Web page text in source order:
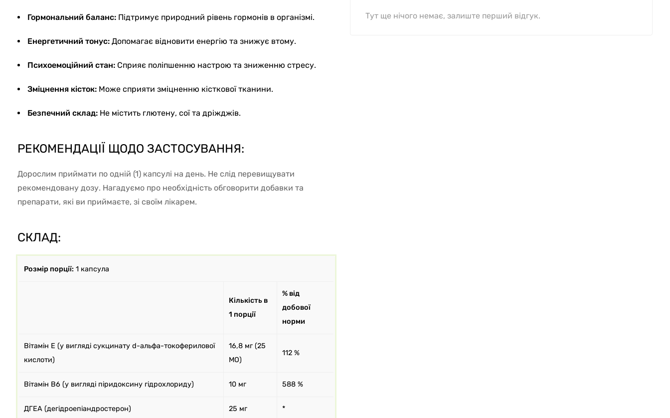
Гормональний баланс: Підтримує природний рівень гормонів в організмі.
Енергетичний тонус: Допомагає відновити енергію та знижує втому.
Психоемоційний стан: Сприяє поліпшенню настрою та зниженню стресу.
Зміцнення кісток: Може сприяти зміцненню кісткової тканини.
Безпечний склад: Не містить глютену, сої та дріжджів.
РЕКОМЕНДАЦІЇ ЩОДО ЗАСТОСУВАННЯ:
Дорослим приймати по одній (1) капсулі на день. Не слід перевищувати
рекомендовану дозу. Нагадуємо про необхідність обговорити добавки та
препарати, які ви приймаєте, зі своїм лікарем.
СКЛАД:
Розмір порції: 1 капсула
Кількість в
1 порції
% від
добової
норми
Вітамін E (у вигляді сукцинату d-альфа-токоферилової
кислоти)
16,8 мг (25
МО)
112 %
Вітамін B6 (у вигляді піридоксину гідрохлориду) 10 мг 588 %
ДГЕА (дегідроепіандростерон) 25 мг *
Тут ще нічого немає, залиште перший відгук.